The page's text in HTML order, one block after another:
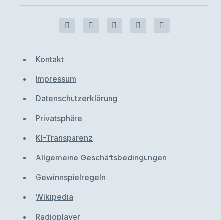
Kontakt
Impressum
Datenschutzerklärung
Privatsphäre
KI-Transparenz
Allgemeine Geschäftsbedingungen
Gewinnspielregeln
Wikipedia
Radioplayer